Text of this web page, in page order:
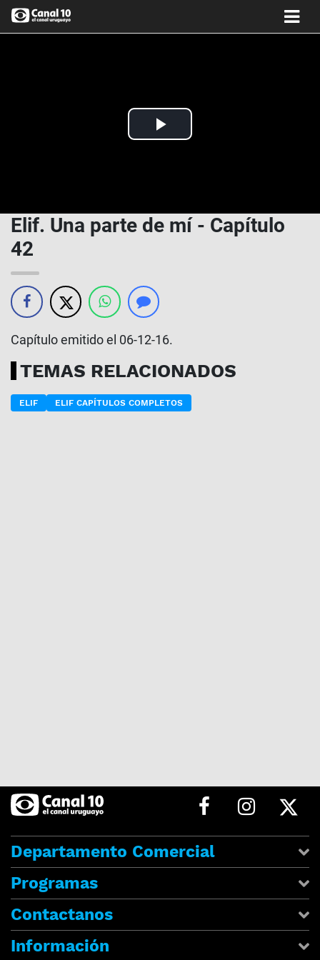
Play
Elif. Una parte de mí - Capítulo
42
Capítulo emitido el 06-12-16.
TEMAS RELACIONADOS
ELIF ELIF CAPÍTULOS COMPLETOS
Departamento Comercial
Programas
Contactanos
Información